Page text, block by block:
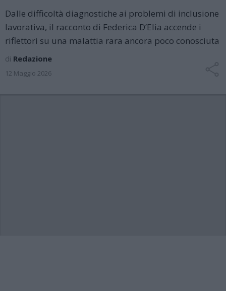
Dalle difficoltà diagnostiche ai problemi di inclusione
lavorativa, il racconto di Federica D’Elia accende i
riflettori su una malattia rara ancora poco conosciuta
di Redazione
12 Maggio 2026